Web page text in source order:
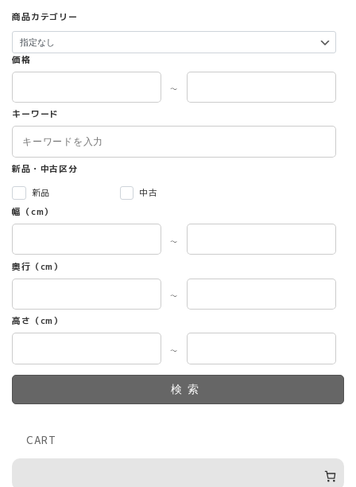
商品カテゴリー
価格
～
キーワード
新品・中古区分
新品
中古
幅（cm）
～
奥行（cm）
～
高さ（cm）
～
検索
CART